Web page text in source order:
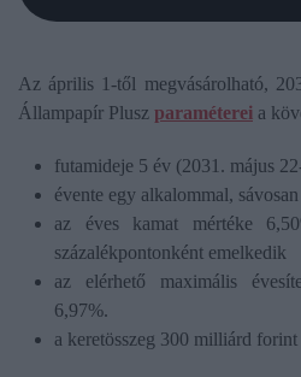
Az április 1-től megvásárolható,
Állampapír Plusz paraméterei a
futamideje 5 év (2031. május
évente egy alkalommal,
az éves kamat mértéke
százalékpontonként emelkedik
az elérhető maximális
6,97%.
a keretösszeg 300 milliárd forint